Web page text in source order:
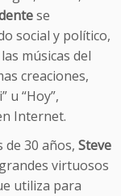
se
social y político,
músicas del
creaciones,
u “Hoy”,
Internet.
30 años, Steve
virtuosos
utiliza para